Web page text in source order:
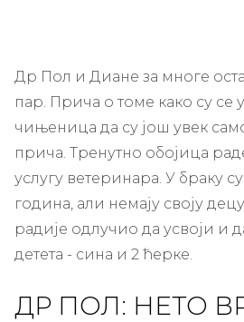
Др Пол и Диане за многе
пар. Прича о томе како су се
чињеница да су још увек
прича. Тренутно обојица
услугу ветеринара. У браку
година, али немају своју
радије одлучио да усвоји и
детета - сина и 2 ћерке.
ДР ПОЛ: НЕТО